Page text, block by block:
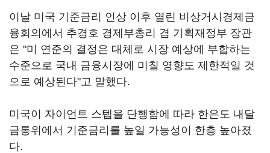
이날 미국 기준금리 인상 이후 열린 비상거시경제금
융회의에서 추경호 경제부총리 겸 기획재정부 장관
은 "미 연준의 결정은 대체로 시장 예상에 부합하는
수준으로 국내 금융시장에 미칠 영향도 제한적일 것
으로 예상된다"고 말했다.
미국이 자이언트 스텝을 단행함에 따라 한은도 내달
금통위에서 기준금리를 높일 가능성이 한층 높아졌
다.